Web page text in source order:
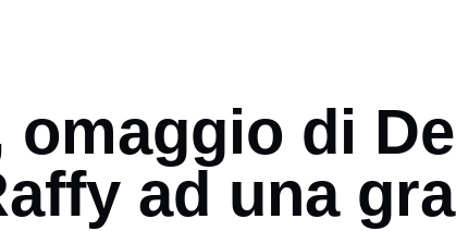
omaggio di
ad una